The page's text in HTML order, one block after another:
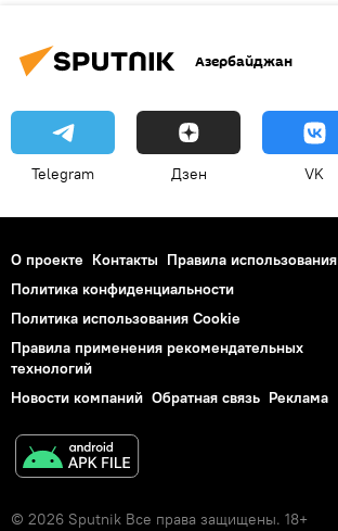
Азербайджан
Telegram Дзен VK
О проекте Контакты Правила использования
Политика конфиденциальности
Политика использования Cookie
Правила применения рекомендательных
технологий
Новости компаний Обратная связь Реклама
© 2026 Sputnik Все права защищены. 18+